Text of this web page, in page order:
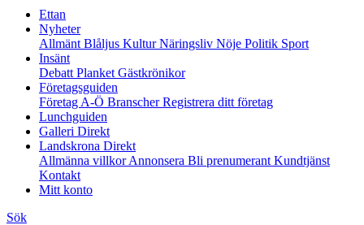
Ettan
Nyheter
Allmänt Blåljus KulturNäringsliv Nöje Politik Sport
Insänt
Debatt Planket Gästkrönikor
Företagsguiden
Företag A-Ö BranscherRegistrera ditt företag
Lunchguiden
Galleri Direkt
Landskrona Direkt
Allmänna villkorAnnonsera Bli prenumerant Kundtjänst
Kontakt
Mitt konto
Sök